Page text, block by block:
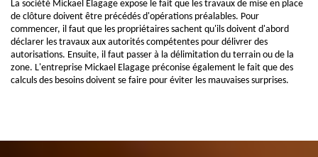
La société Mickael Elagage expose le fait que les travaux de mise en place
de clôture doivent être précédés d'opérations préalables. Pour
commencer, il faut que les propriétaires sachent qu'ils doivent d'abord
déclarer les travaux aux autorités compétentes pour délivrer des
autorisations. Ensuite, il faut passer à la délimitation du terrain ou de la
zone. L'entreprise Mickael Elagage préconise également le fait que des
calculs des besoins doivent se faire pour éviter les mauvaises surprises.